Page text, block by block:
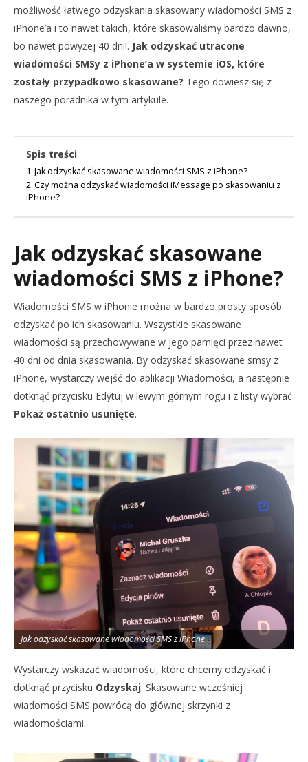
NOW VIEWING
SKASOWANE WIADOMOŚCI SMSY W IPHONE. JAK
SYSTEMIE IOS?
20
lipca
2023
Michał
Gruszka
20
możliwość łatwego odzyskania skasowany wiadomości SMS z
iPhone’a i to nawet takich, które skasowaliśmy bardzo dawno,
bo nawet powyżej 40 dni!. Jak odzyskać utracone
wiadomości SMSy z iPhone’a w systemie iOS, które
zostały przypadkowo skasowane? Tego dowiesz się z
naszego poradnika w tym artykule.
Spis treści
1 Jak odzyskać skasowane wiadomości SMS z iPhone?
2 Czy można odzyskać wiadomości iMessage po skasowaniu z
iPhone?
Jak odzyskać skasowane
wiadomości SMS z iPhone?
Wiadomości SMS w iPhonie można w bardzo prosty sposób
odzyskać po ich skasowaniu. Wszystkie skasowane
wiadomości są przechowywane w jego pamięci przez nawet
40 dni od dnia skasowania. By odzyskać skasowane smsy z
iPhone, wystarczy wejść do aplikacji Wiadomości, a następnie
dotknąć przycisku Edytuj w lewym górnym rogu i z listy wybrać
Pokaż ostatnio usunięte.
Jak odzyskać skasowane wiadomości SMS z iPhone
Wystarczy wskazać wiadomości, które chcemy odzyskać i
dotknąć przycisku Odzyskaj. Skasowane wcześniej
wiadomości SMS powrócą do głównej skrzynki z
wiadomościami.